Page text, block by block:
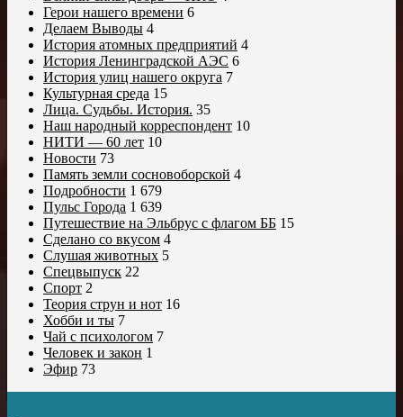
Герои нашего времени 6
Делаем Выводы 4
История атомных предприятий 4
История Ленинградской АЭС 6
История улиц нашего округа 7
Культурная среда 15
Лица. Судьбы. История. 35
Наш народный корреспондент 10
НИТИ — 60 лет 10
Новости 73
Память земли сосновоборской 4
Подробности 1 679
Пульс Города 1 639
Путешествие на Эльбрус с флагом ББ 15
Сделано со вкусом 4
Слушая животных 5
Спецвыпуск 22
Спорт 2
Теория струн и нот 16
Хобби и ты 7
Чай с психологом 7
Человек и закон 1
Эфир 73